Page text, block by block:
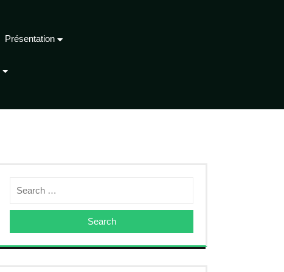
Présentation
Search